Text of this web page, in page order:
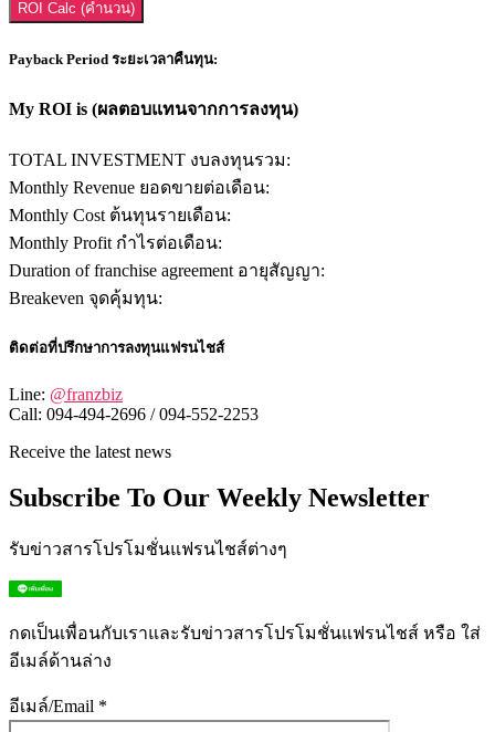
ROI Calc (คำนวน)
Payback Period ระยะเวลาคืนทุน:
My ROI is (ผลตอบแทนจากการลงทุน)
TOTAL INVESTMENT งบลงทุนรวม:
Monthly Revenue ยอดขายต่อเดือน:
Monthly Cost ต้นทุนรายเดือน:
Monthly Profit กำไรต่อเดือน:
Duration of franchise agreement อายุสัญญา:
Breakeven จุดคุ้มทุน:
ติดต่อที่ปรึกษาการลงทุนแฟรนไชส์
Line: @franzbiz
Call: 094-494-2696 / 094-552-2253
Receive the latest news
Subscribe To Our Weekly Newsletter
รับข่าวสารโปรโมชั่นแฟรนไชส์ต่างๆ
กดเป็นเพื่อนกับเราและรับข่าวสารโปรโมชั่นแฟรนไชส์ หรือ ใส่
อีเมล์ด้านล่าง
อีเมล์/Email *